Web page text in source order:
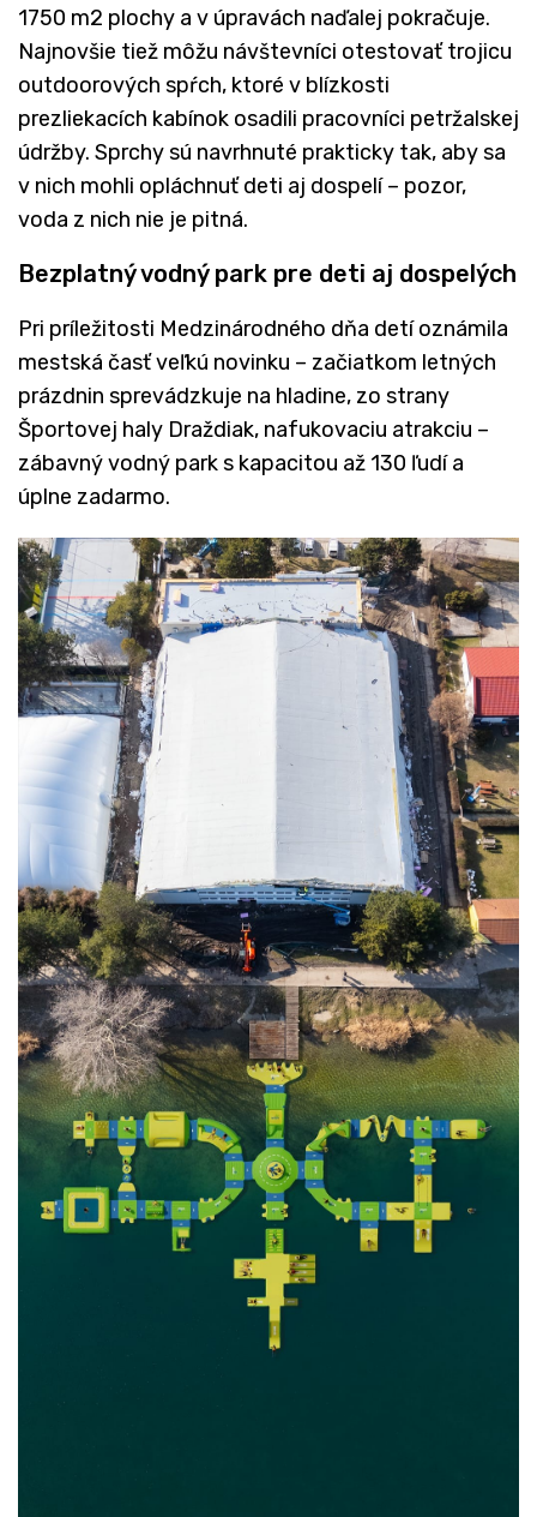
1750 m2 plochy a v úpravách naďalej pokračuje.
Najnovšie tiež môžu návštevníci otestovať trojicu
outdoorových spŕch, ktoré v blízkosti
prezliekacích kabínok osadili pracovníci petržalskej
údržby. Sprchy sú navrhnuté prakticky tak, aby sa
v nich mohli opláchnuť deti aj dospelí – pozor,
voda z nich nie je pitná.
Bezplatný vodný park pre deti aj dospelých
Pri príležitosti Medzinárodného dňa detí oznámila
mestská časť veľkú novinku – začiatkom letných
prázdnin sprevádzkuje na hladine, zo strany
Športovej haly Draždiak, nafukovaciu atrakciu –
zábavný vodný park s kapacitou až 130 ľudí a
úplne zadarmo.